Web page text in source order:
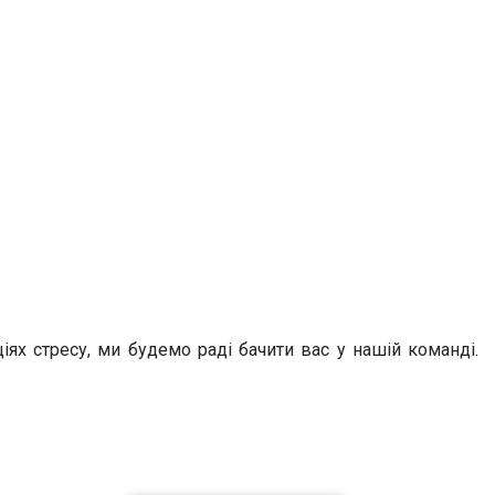
стресу, ми будемо раді бачити вас у нашій команді.